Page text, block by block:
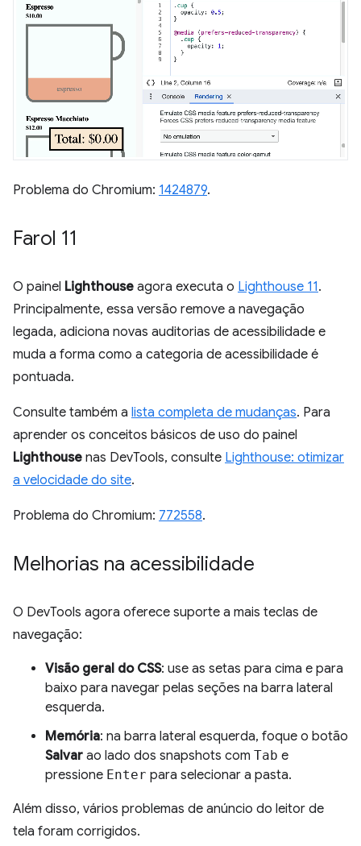
Problema do Chromium: 1424879.
Farol 11
O painel Lighthouse agora executa o Lighthouse 11.
Principalmente, essa versão remove a navegação
legada, adiciona novas auditorias de acessibilidade e
muda a forma como a categoria de acessibilidade é
pontuada.
Consulte também a lista completa de mudanças. Para
aprender os conceitos básicos de uso do painel
Lighthouse nas DevTools, consulte Lighthouse: otimizar
a velocidade do site.
Problema do Chromium: 772558.
Melhorias na acessibilidade
O DevTools agora oferece suporte a mais teclas de
navegação:
Visão geral do CSS: use as setas para cima e para
baixo para navegar pelas seções na barra lateral
esquerda.
Memória: na barra lateral esquerda, foque o botão
Salvar ao lado dos snapshots com Tab e
pressione Enter para selecionar a pasta.
Além disso, vários problemas de anúncio do leitor de
tela foram corrigidos.